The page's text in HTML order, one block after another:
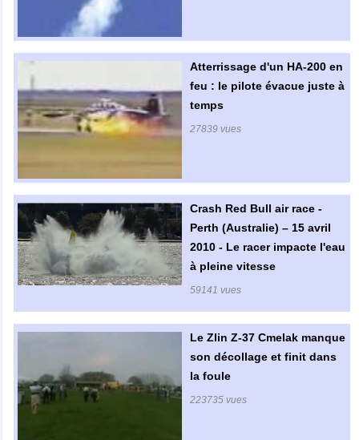
Atterrissage d'un HA-200 en
feu : le pilote évacue juste à
temps
27839 vues
Crash Red Bull air race -
Perth (Australie) – 15 avril
2010 - Le racer impacte l'eau
à pleine vitesse
59141 vues
Le Zlin Z-37 Cmelak manque
son décollage et finit dans
la foule
223735 vues